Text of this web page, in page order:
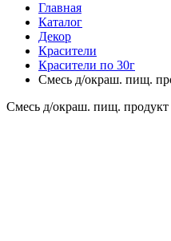
Главная
Каталог
Декор
Красители
Красители по 30г
Смесь д/окраш. пищ.
Смесь д/окраш. пищ.